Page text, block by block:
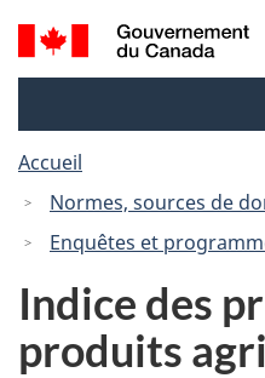
Recherche
et
Accueil
Normes, sources de
Enquêtes et
Indice des
produits